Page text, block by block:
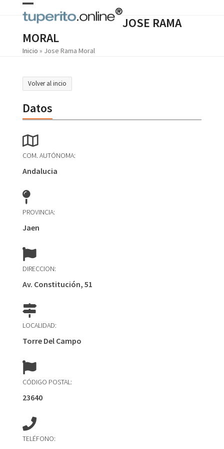
Open
mobile
menu
Close
mobile
menu
JOSE RAMA
MORAL
Inicio » Jose Rama Moral
Volver al incio
Datos
COM. AUTÓNOMA:
Andalucia
PROVINCIA:
Jaen
DIRECCION:
Av. Constitución, 51
LOCALIDAD:
Torre Del Campo
CÓDIGO POSTAL:
23640
TELÉFONO: